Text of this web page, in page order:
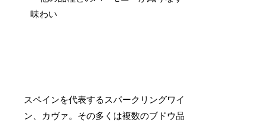
スペインを代表するスパークリングワイ
ン、カヴァ。その多くは複数のブドウ品